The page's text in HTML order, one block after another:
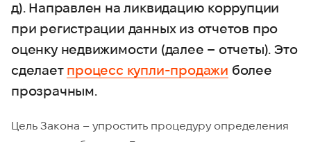
д). Направлен на ликвидацию коррупции
при регистрации данных из отчетов про
оценку недвижимости (далее – отчеты). Это
сделает процесс купли-продажи более
прозрачным.
Цель Закона – упростить процедуру определения